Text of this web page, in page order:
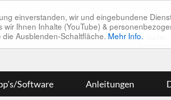
einverstanden, wir und eingebundene
Ihnen Inhalte (YouTube) &
Ausblenden-Schaltfläche. Mehr Info.
Software Anleitungen